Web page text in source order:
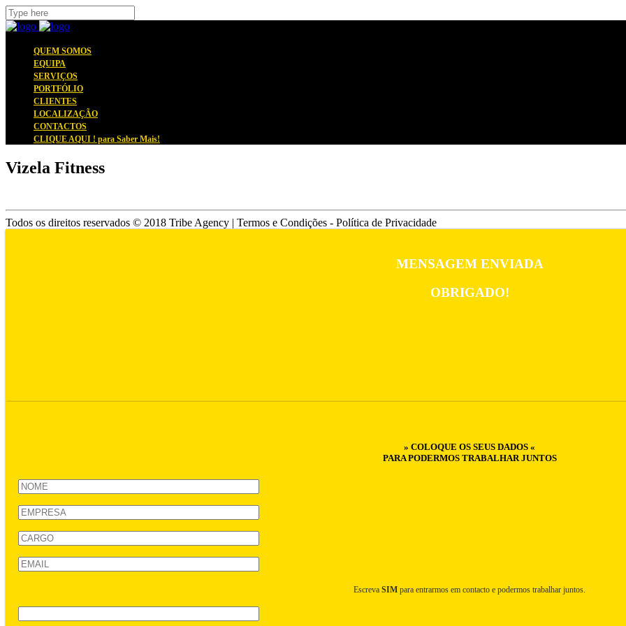
QUEM SOMOS
EQUIPA
SERVIÇOS
PORTFÓLIO
CLIENTES
LOCALIZAÇÃO
CONTACTOS
CLIQUE AQUI ! para Saber Mais!
Vizela Fitness
Todos os direitos reservados © 2018 Tribe Agency | Termos e Condições - Política de Privacidade
MENSAGEM ENVIADA
OBRIGADO!
» COLOQUE OS SEUS DADOS «
PARA PODERMOS TRABALHAR JUNTOS
Escreva SIM para entrarmos em contacto e podermos trabalhar juntos.